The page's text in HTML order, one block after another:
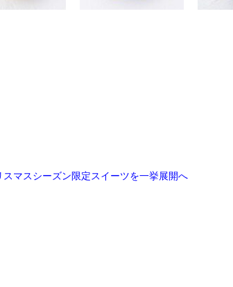
マスシーズン限定スイーツを一挙展開へ